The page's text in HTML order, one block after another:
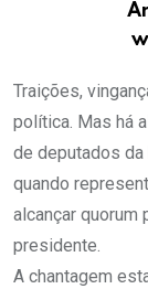
Traições,
política. Mas há
de deputados
quando
alcançar quorum
presidente.
A chantagem